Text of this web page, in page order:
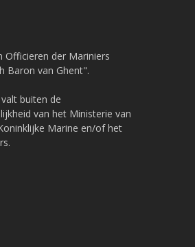
Officieren der Mariniers
Baron van Ghent".
buiten de
van het Ministerie van
Marine en/of het